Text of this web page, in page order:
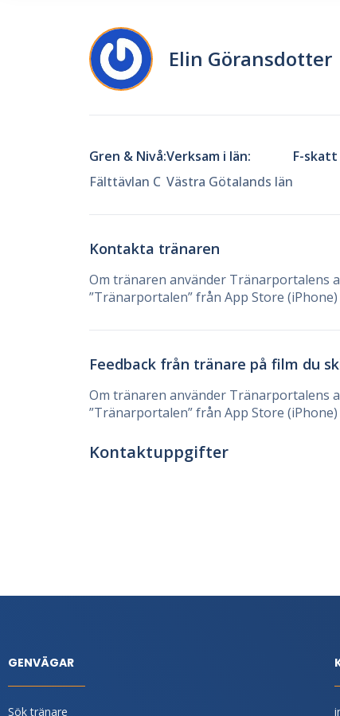
Elin Göransdotter
Gren & Nivå:
Fälttävlan C
Verksam i län:
Västra Götalands län
F-skatt
Kontakta tränaren
Om tränaren använder Tränarportalens
”Tränarportalen” från App Store
Feedback från tränare på film du
Om tränaren använder Tränarportalens
”Tränarportalen” från App Store
Kontaktuppgifter
GENVÄGAR
Sök tränare